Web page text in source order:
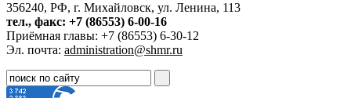
356240, РФ, г. Михайловск, ул. Ленина, 113
тел., факс: +7 (86553) 6-00-16
Приёмная главы: +7 (86553) 6-30-12
Эл. почта: administration@shmr.ru